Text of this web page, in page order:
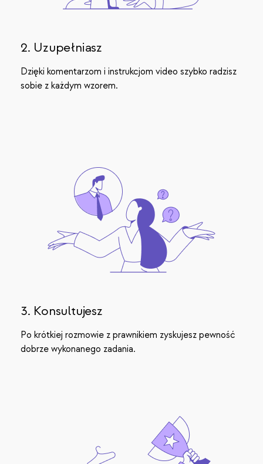
2. Uzupełniasz
Dzięki komentarzom i instrukcjom video szybko radzisz
sobie z każdym wzorem.
3. Konsultujesz
Po krótkiej rozmowie z prawnikiem zyskujesz pewność
dobrze wykonanego zadania.